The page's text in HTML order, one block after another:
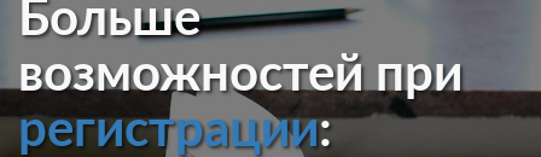
Больше
возможностей при
регистрации: